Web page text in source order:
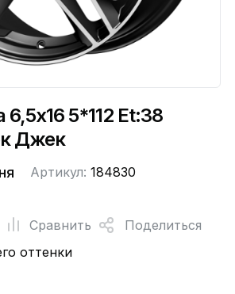
6,5x16 5*112 Et:38
Джек
Артикул: 184830
Сравнить
Поделиться
оттенки